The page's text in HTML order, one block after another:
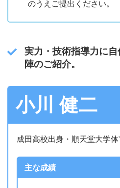
のうえご提出ください。
実力・技術指導力に
陣のご紹介。
小川 健二
成田高校出身・順天堂大学
主な成績